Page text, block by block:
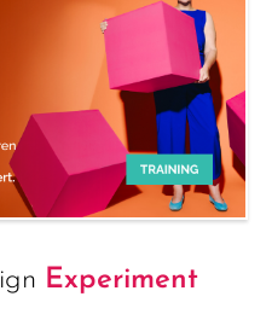
Experiment